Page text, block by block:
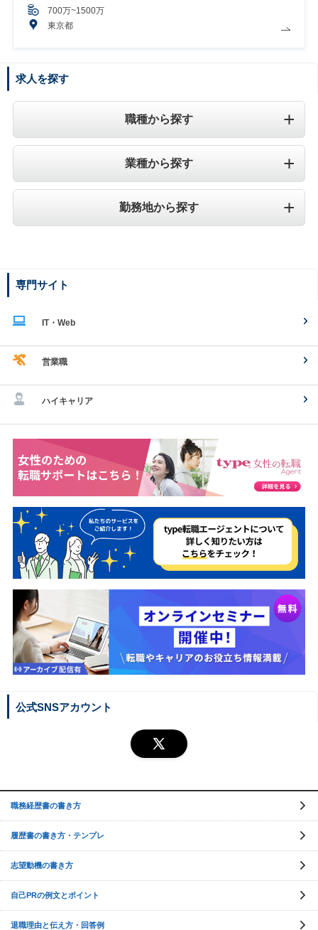
700万~1500万
東京都
求人を探す
職種から探す
業種から探す
勤務地から探す
専門サイト
IT・Web
営業職
ハイキャリア
公式SNSアカウント
職務経歴書の書き方
履歴書の書き方・テンプレ
志望動機の書き方
自己PRの例文とポイント
退職理由と伝え方・回答例